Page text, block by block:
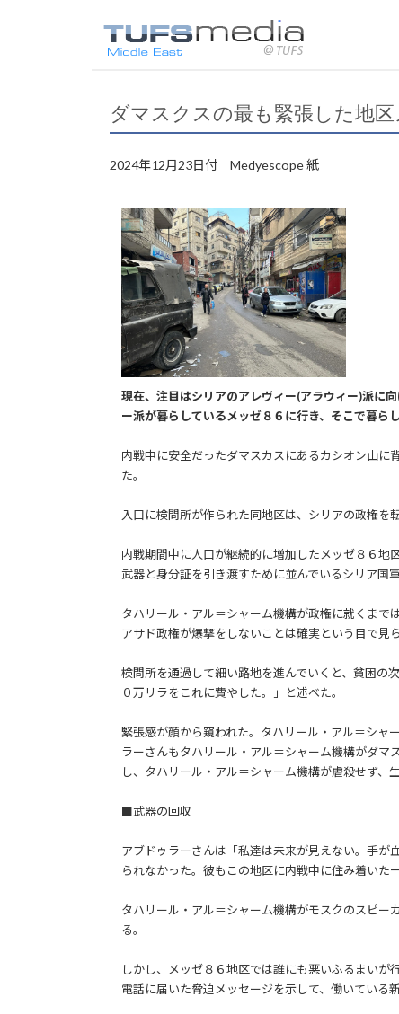
ダマスクスの最も緊張した地
2024年12月23日付 Medyescope 紙
現在、注目はシリアのアレヴィー(アラウィー)派に
ー派が暮らしているメッゼ８６に行き、そこで暮ら
内戦中に安全だったダマスカスにあるカシオン山に
た。
入口に検問所が作られた同地区は、シリアの政権を
内戦期間中に人口が継続的に増加したメッゼ８６
武器と身分証を引き渡すために並んでいるシリア国
タハリール・アル＝シャーム機構が政権に就くま
アサド政権が爆撃をしないことは確実という目で見
検問所を通過して細い路地を進んでいくと、貧困の
０万リラをこれに費やした。」と述べた。
緊張感が顔から窺われた。タハリール・アル＝シャ
ラーさんもタハリール・アル＝シャーム機構がダマ
し、タハリール・アル＝シャーム機構が虐殺せず、
■武器の回収
アブドゥラーさんは「私達は未来が見えない。手が
られなかった。彼もこの地区に内戦中に住み着いた一
タハリール・アル＝シャーム機構がモスクのスピー
る。
しかし、メッゼ８６地区では誰にも悪いふるまい
電話に届いた脅迫メッセージを示して、働いている